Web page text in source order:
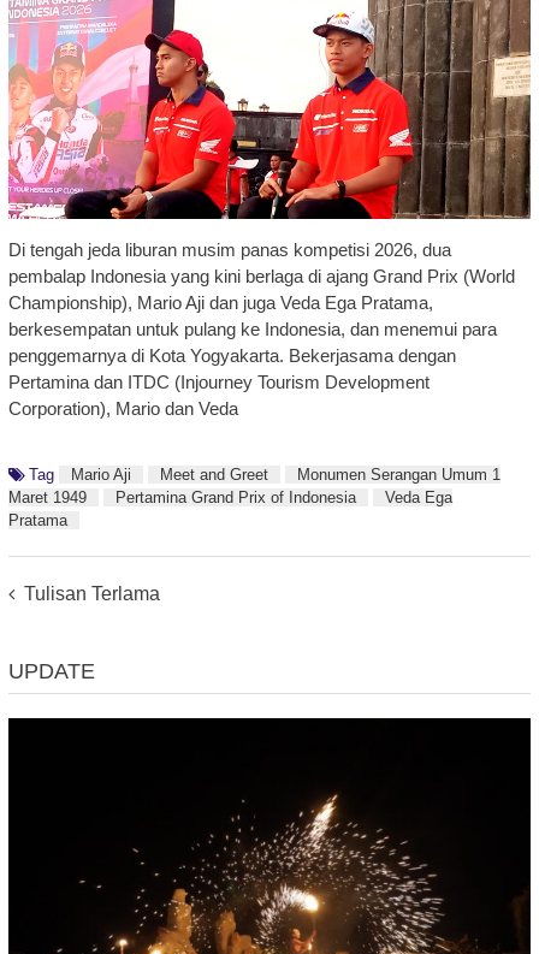
Di tengah jeda liburan musim panas kompetisi 2026, dua
pembalap Indonesia yang kini berlaga di ajang Grand Prix (World
Championship), Mario Aji dan juga Veda Ega Pratama,
berkesempatan untuk pulang ke Indonesia, dan menemui para
penggemarnya di Kota Yogyakarta. Bekerjasama dengan
Pertamina dan ITDC (Injourney Tourism Development
Corporation), Mario dan Veda
Tag Mario Aji Meet and Greet
Monumen Serangan Umum 1
Maret 1949
Pertamina Grand Prix of Indonesia
Veda Ega
Pratama
Posts
Tulisan Terlama
UPDATE